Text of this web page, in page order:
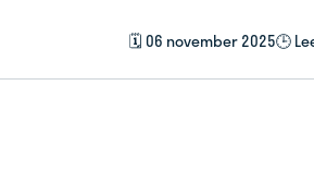
🗓️ 06 november 2025🕒